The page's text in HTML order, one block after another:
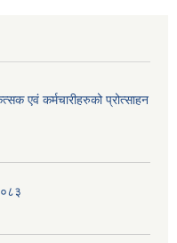
एवं कर्मचारीहरुको प्रोत्साहन